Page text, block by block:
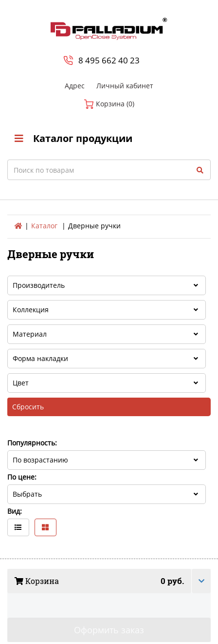
8 495 662 40 23
Адрес
Личный кабинет
Корзина (0)
Каталог продукции
Search
Каталог Дверные ручки
Дверные ручки
Популярность:
По цене:
Вид:
Корзина 0 руб.